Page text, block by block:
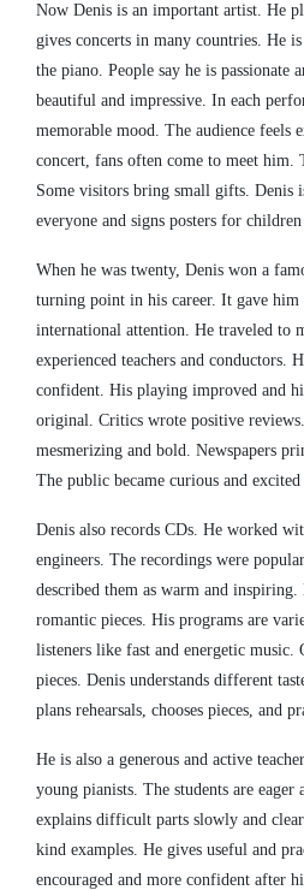
Now Denis is an important artist. He
gives concerts in many countries. He
the piano. People say he is passionate
beautiful and impressive. In each
memorable mood. The audience feels
concert, fans often come to meet him.
Some visitors bring small gifts. Denis
everyone and signs posters for
When he was twenty, Denis won a
turning point in his career. It gave him
international attention. He traveled to
experienced teachers and conductors.
confident. His playing improved and
original. Critics wrote positive
mesmerizing and bold. Newspapers
The public became curious and
Denis also records CDs. He worked
engineers. The recordings were
described them as warm and inspiring.
romantic pieces. His programs are
listeners like fast and energetic music.
pieces. Denis understands different
plans rehearsals, chooses pieces, and
He is also a generous and active
young pianists. The students are eager
explains difficult parts slowly and
kind examples. He gives useful and
encouraged and more confident after